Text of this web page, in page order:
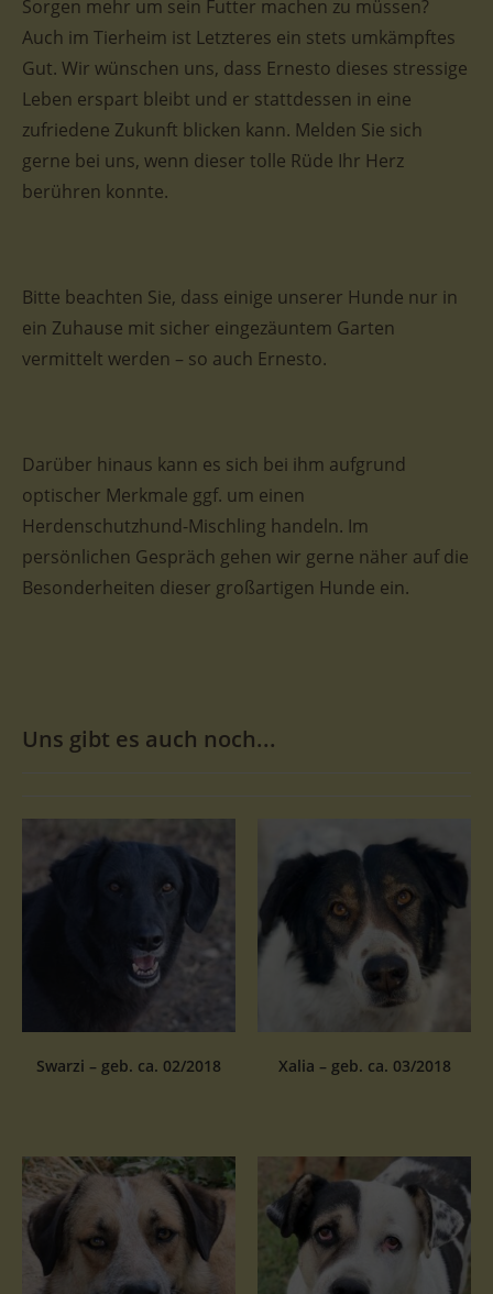
Sorgen mehr um sein Futter machen zu müssen?
Auch im Tierheim ist Letzteres ein stets umkämpftes
Gut. Wir wünschen uns, dass Ernesto dieses stressige
Leben erspart bleibt und er stattdessen in eine
zufriedene Zukunft blicken kann. Melden Sie sich
gerne bei uns, wenn dieser tolle Rüde Ihr Herz
berühren konnte.
Bitte beachten Sie, dass einige unserer Hunde nur in
ein Zuhause mit sicher eingezäuntem Garten
vermittelt werden – so auch Ernesto.
Darüber hinaus kann es sich bei ihm aufgrund
optischer Merkmale ggf. um einen
Herdenschutzhund-Mischling handeln. Im
persönlichen Gespräch gehen wir gerne näher auf die
Besonderheiten dieser großartigen Hunde ein.
Uns gibt es auch noch...
Swarzi – geb. ca. 02/2018 Xalia – geb. ca. 03/2018